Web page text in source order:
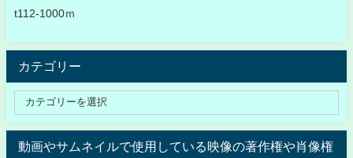
t112-1000ｍ
カテゴリー
動画やサムネイルで使用している映像の著作権や肖像権